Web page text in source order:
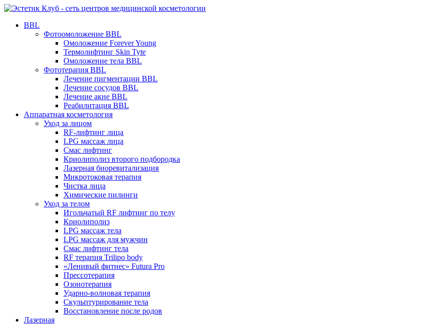
BBL
Фотоомоложение BBL
Омоложение Forever Young
Термолифтинг Skin Tyte
Омоложение тела BBL
Фототерапия BBL
Лечение пигментации BBL
Лечение сосудов BBL
Лечение акне BBL
Реабилитация BBL
Аппаратная косметология
Уход за лицом
RF-лифтинг лица
LPG массаж лица
Смас лифтинг
Криолиполиз второго подбородка
Лазерная биоревитализация
Микротоковая терапия
Чистка лица
Химические пилинги
Уход за телом
Игольчатый RF лифтинг по телу
Криолиполиз
LPG массаж тела
LPG массаж для мужчин
Смас лифтинг тела
RF терапия Trilipo body
«Ленивый фитнес» Futura Pro
Прессотерапия
Озонотерапия
Ударно-волновая терапия
Скульптурирование тела
Восстановление после родов
Лазерная